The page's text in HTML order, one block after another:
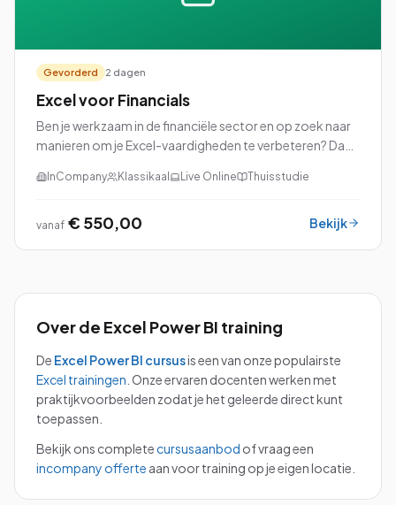
Gevorderd 2 dagen
Excel voor Financials
Ben je werkzaam in de financiële sector en op zoek naar
manieren om je Excel-vaardigheden te verbeteren? Dan
hebt!InCompany Klassikaal Live Online Thuisstudie
vanaf € 550,00 Bekijk
Over de Excel Power BI training
De Excel Power BI cursusis een van onze populairste
Excel trainingen Onze ervaren docenten werken met
praktijkvoorbeelden zodat je het geleerde direct kunt
toepassen.
Bekijk ons completecursusaanbod of vraag een
incompany offerte aan voor training op je eigen locatie.